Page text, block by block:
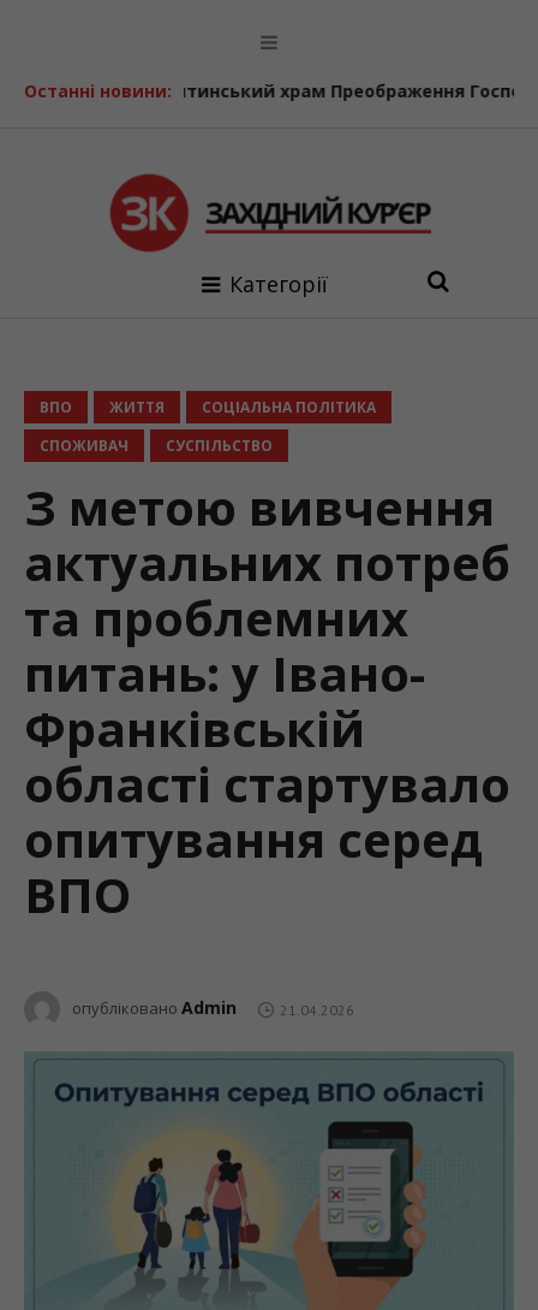
Останні новини:
Бурштинський храм Преображення Господнього
Категорії
ВПО ЖИТТЯ
СОЦІАЛЬНА ПОЛІТИКА
СПОЖИВАЧ
СУСПІЛЬСТВО
З метою вивчення
актуальних потреб
та проблемних
питань: у Івано-
Франківській
області стартувало
опитування серед
ВПО
опубліковано Admin 21.04.2026